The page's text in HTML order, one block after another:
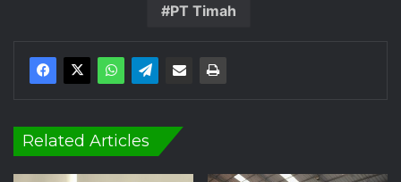
PT Timah
Related Articles